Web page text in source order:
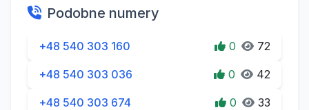
Podobne numery
+48 540 303 160 0 72
+48 540 303 036 0 42
+48 540 303 674 0 33